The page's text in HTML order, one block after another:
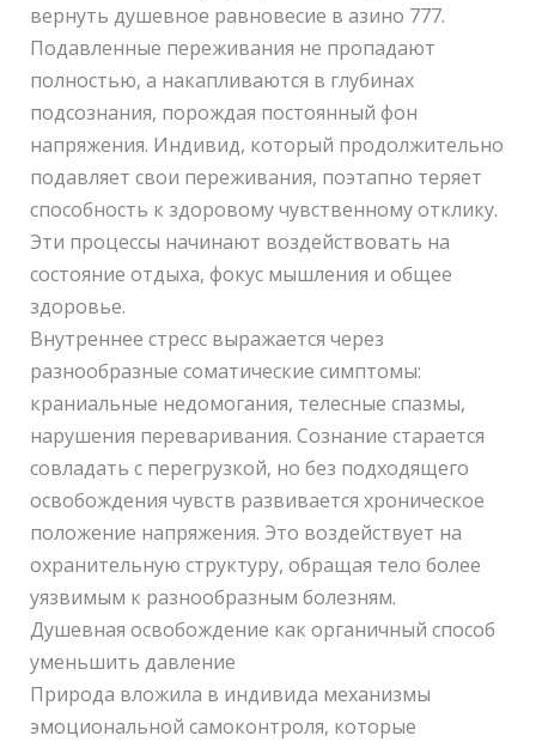
вернуть душевное равновесие в азино 777.
Подавленные переживания не пропадают
полностью, а накапливаются в глубинах
подсознания, порождая постоянный фон
напряжения. Индивид, который продолжительно
подавляет свои переживания, поэтапно теряет
способность к здоровому чувственному отклику.
Эти процессы начинают воздействовать на
состояние отдыха, фокус мышления и общее
здоровье.
Внутреннее стресс выражается через
разнообразные соматические симптомы:
краниальные недомогания, телесные спазмы,
нарушения переваривания. Сознание старается
совладать с перегрузкой, но без подходящего
освобождения чувств развивается хроническое
положение напряжения. Это воздействует на
охранительную структуру, обращая тело более
уязвимым к разнообразным болезням.
Душевная освобождение как органичный способ
уменьшить давление
Природа вложила в индивида механизмы
эмоциональной самоконтроля, которые